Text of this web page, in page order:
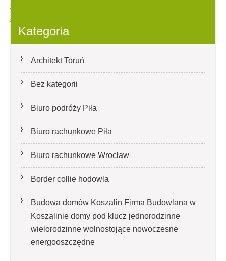
odbiór techniczny mieszkania w Poznaniu
awanturującej
Kategoria
Architekt Toruń
Bez kategorii
Biuro podróży Piła
Biuro rachunkowe Piła
Biuro rachunkowe Wrocław
Border collie hodowla
Budowa domów Koszalin Firma Budowlana w
Koszalinie domy pod klucz jednorodzinne
wielorodzinne wolnostojące nowoczesne
energooszczędne